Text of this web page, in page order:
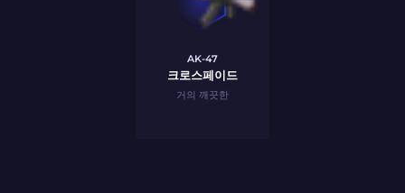
AK-47
크로스페이드
거의 깨끗한